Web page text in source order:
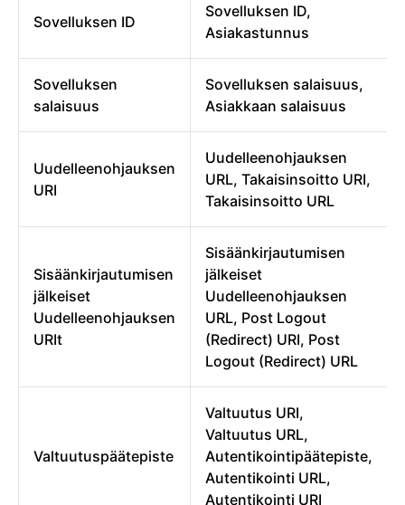
Sovelluksen ID
Sovelluksen ID,
Asiakastunnus
Sovelluksen
salaisuus
Sovelluksen salaisuus,
Asiakkaan salaisuus
Uudelleenohjauksen
URI
Uudelleenohjauksen
URL, Takaisinsoitto URI,
Takaisinsoitto URL
Sisäänkirjautumisen
jälkeiset
Uudelleenohjauksen
URIt
Sisäänkirjautumisen
jälkeiset
Uudelleenohjauksen
URL, Post Logout
(Redirect) URI, Post
Logout (Redirect) URL
Valtuutuspäätepiste
Valtuutus URI,
Valtuutus URL,
Autentikointipäätepiste,
Autentikointi URL,
Autentikointi URI